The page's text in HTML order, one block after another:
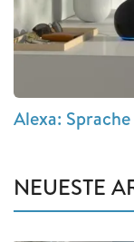
Alexa:
NEUESTE